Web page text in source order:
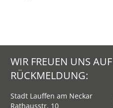
WIR FREUEN UNS
RÜCKMELDUNG:
Stadt Lauffen am Neckar
Rathausstr. 10